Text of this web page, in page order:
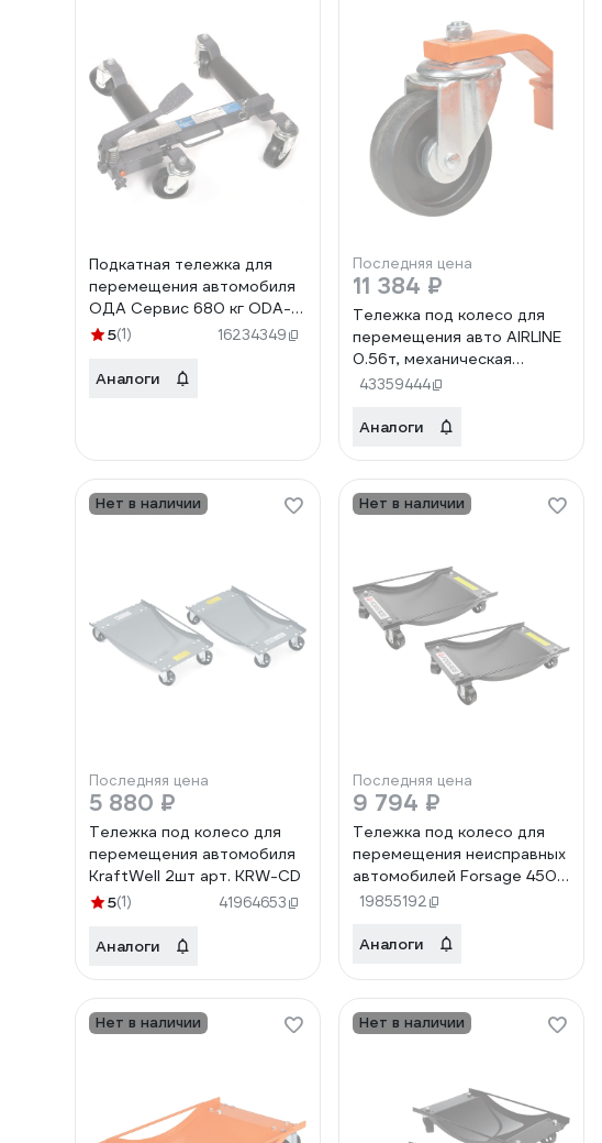
Подкатная тележка для
перемещения автомобиля
ОДА Сервис 680 кг ODA-
T08015
5(1) 16234349
Аналоги
Последняя цена
11 384 ₽
Тележка под колесо для
перемещения авто AIRLINE
0.56т, механическая
ATFMC02
43359444
Аналоги
Нет в наличии
Последняя цена
5 880 ₽
Тележка под колесо для
перемещения автомобиля
KraftWell 2шт арт. KRW-CD
5(1) 41964653
Аналоги
Нет в наличии
Последняя цена
9 794 ₽
Тележка под колесо для
перемещения неисправных
автомобилей Forsage 450
кг, 2 шт. 48750 F-TRF0322
19855192
Аналоги
Нет в наличии Нет в наличии